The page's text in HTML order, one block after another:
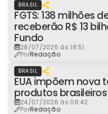
BRASIL
FGTS: 138 milhões
receberão R$ 13
Fundo
28/07/2026 às 18:51
PorRedação
BRASIL
EUA impõem nova
produtos brasileiros
24/07/2026 às 06:42
PorRedação